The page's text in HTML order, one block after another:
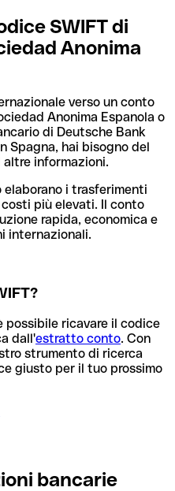
SWIFT di
Anonima
verso un conto
Anonima Espanola o
di Deutsche Bank
Spagna, hai bisogno del
altre informazioni.
elaborano i trasferimenti
più elevati. Il conto
rapida, economica e
internazionali.
possibile ricavare il codice
dall'estratto conto. Con
strumento di ricerca
giusto per il tuo prossimo
bancarie